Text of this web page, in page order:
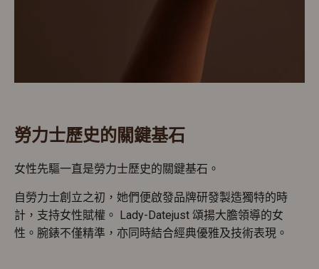
勞力士歷史的關鍵基石
女性先驅一直是勞力士歷史的關鍵基石。
自勞力士創立之初，她們便啟發品牌研發製造獨特的時
計，支持女性賦權。 Lady-Datejust 頌揚大膽領導的女
性。腕錶不僅精準，亦同時結合經典優雅及技術表現。